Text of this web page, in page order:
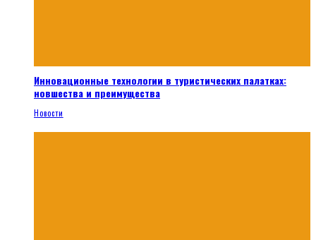
Инновационные технологии в туристических палатках:
новшества и преимущества
Новости